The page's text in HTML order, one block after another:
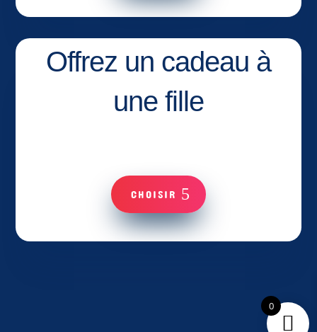
Offrez un cadeau à
une fille
CHOISIR
0